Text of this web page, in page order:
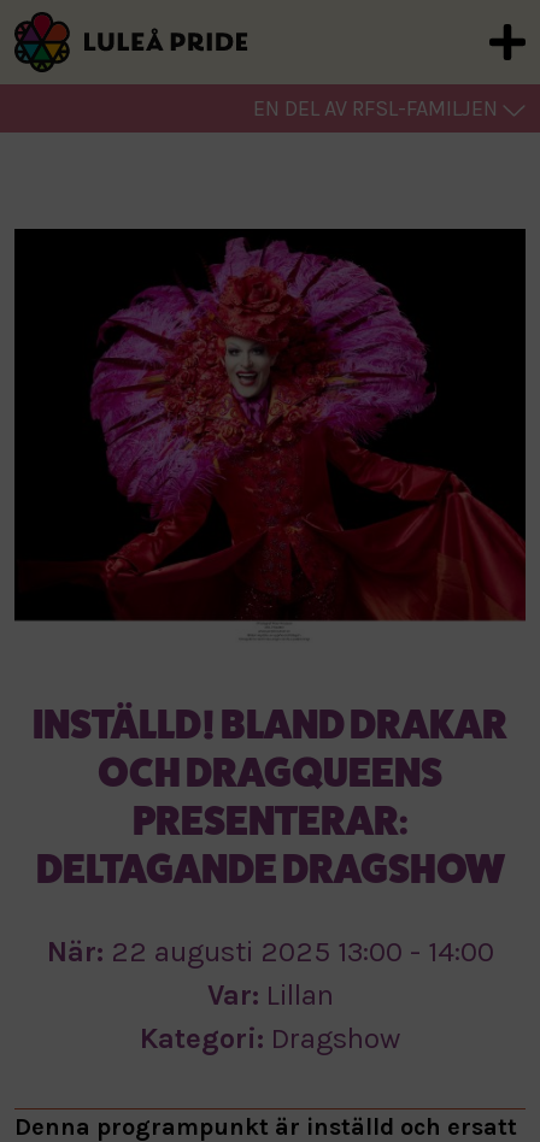
EN DEL AV RFSL-FAMILJEN
INSTÄLLD! BLAND DRAKAR
OCH DRAGQUEENS
PRESENTERAR:
DELTAGANDE DRAGSHOW
När: 22 augusti 2025 13:00 - 14:00
Var: Lillan
Kategori: Dragshow
Denna programpunkt är inställd och ersatt